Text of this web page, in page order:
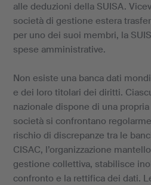
alle deduzioni della SUISA.
società di gestione estera
per uno dei suoi membri, la
spese amministrative.
Non esiste una banca dati
e dei loro titolari dei diritti.
nazionale dispone di una
società si confrontano
rischio di discrepanze tra le
CISAC, l’organizzazione
gestione collettiva, stabilisce
confronto e la rettifica dei dati.